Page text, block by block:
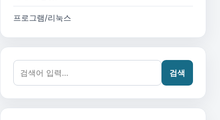
프로그램/리눅스
검색어:
검색